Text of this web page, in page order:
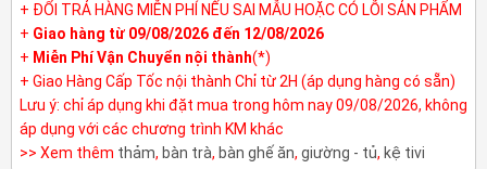
+ ĐỔI TRẢ HÀNG MIỄN PHÍ NẾU SAI MẪU HOẶC CÓ LỖI SẢN PHẨM
+ Giao hàng từ 09/08/2026 đến 12/08/2026
+ Miễn Phí Vận Chuyển nội thành(*)
+ Giao Hàng Cấp Tốc nội thành Chỉ từ 2H (áp dụng hàng có sẵn)
Lưu ý: chỉ áp dụng khi đặt mua trong hôm nay 09/08/2026, không
áp dụng với các chương trình KM khác
>> Xem thêm thảm, bàn trà, bàn ghế ăn, giường - tủ, kệ tivi